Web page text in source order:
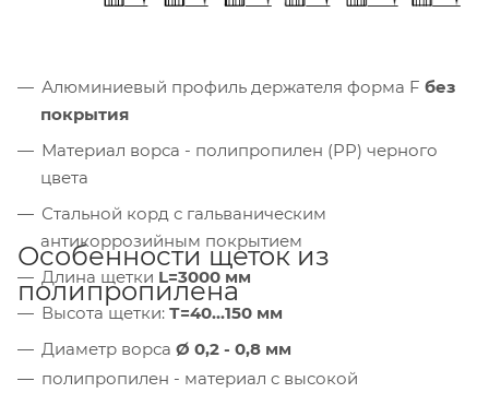
Алюминиевый профиль держателя форма F без
покрытия
Материал ворса - полипропилен (PP) черного
цвета
Стальной корд с гальваническим
антикоррозийным покрытием
Длина щетки L=3000 мм
Высота щетки: Т=40...150 мм
Диаметр ворса Ø 0,2 - 0,8 мм
Особенности щеток из
полипропилена
полипропилен - материал c высокой